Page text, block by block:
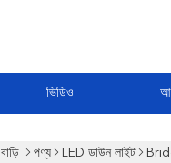
ভিডিও
বাড়ি পণ্য LED ডাউন লাইট